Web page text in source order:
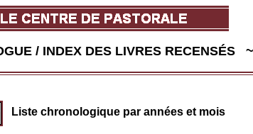
/ INDEX DES LIVRES RECENSÉS ~
Liste chronologique par années et mois